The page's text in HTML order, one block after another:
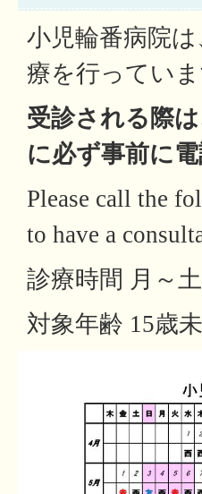
小児輪番病院
療を行っていま
受診される際
に必ず事前に
Please call the
to have a
診療時間 月～
対象年齢 15歳